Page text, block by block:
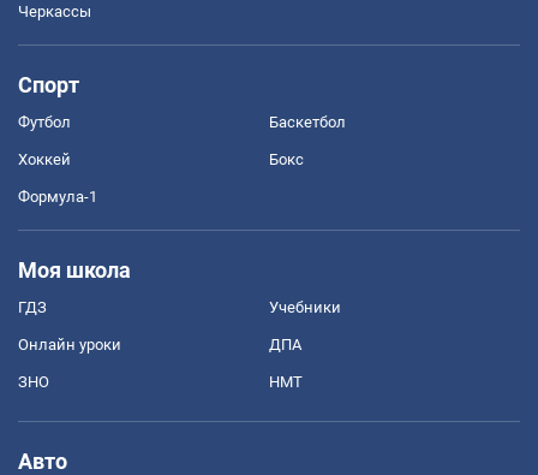
Черкассы
Спорт
Футбол Баскетбол
Хоккей Бокс
Формула-1
Моя школа
ГДЗ Учебники
Онлайн уроки ДПА
ЗНО НМТ
Авто